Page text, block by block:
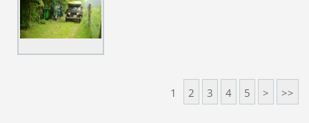
1 2 3 4 5 > >>